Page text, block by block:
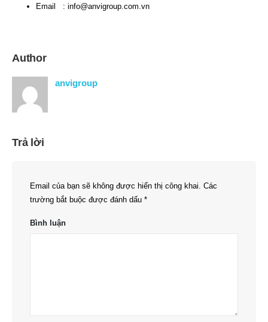
Email : info@anvigroup.com.vn
Author
anvigroup
Trả lời
Email của bạn sẽ không được hiển thị công khai. Các
trường bắt buộc được đánh dấu *
Bình luận